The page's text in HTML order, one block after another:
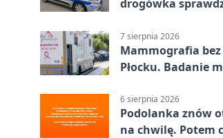
drogówka
7 sierpnia 2026
Mammografia
Płocku. Badanie
6 sierpnia 2026
Podolanka znów
na chwilę. Potem